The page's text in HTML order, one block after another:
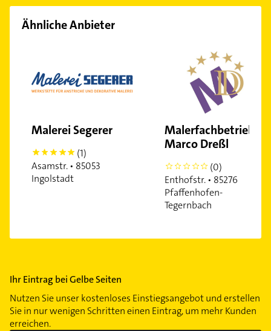
Ähnliche Anbieter
Malerei Segerer
5
(1)
Asamstr. • 85053
Ingolstadt
Malerfachbetrieb
Marco Dreßl
0
(0)
Enthofstr. • 85276
Pfaffenhofen-
Tegernbach
Ihr Eintrag bei Gelbe Seiten
Nutzen Sie unser kostenloses Einstiegsangebot und erstellen
Sie in nur wenigen Schritten einen Eintrag, um mehr Kunden
erreichen.